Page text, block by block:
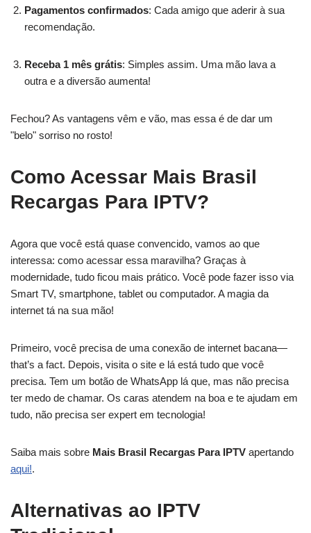
Pagamentos confirmados: Cada amigo que aderir à sua
recomendação.
Receba 1 mês grátis: Simples assim. Uma mão lava a
outra e a diversão aumenta!
Fechou? As vantagens vêm e vão, mas essa é de dar um
"belo" sorriso no rosto!
Como Acessar Mais Brasil
Recargas Para IPTV?
Agora que você está quase convencido, vamos ao que
interessa: como acessar essa maravilha? Graças à
modernidade, tudo ficou mais prático. Você pode fazer isso via
Smart TV, smartphone, tablet ou computador. A magia da
internet tá na sua mão!
Primeiro, você precisa de uma conexão de internet bacana—
that’s a fact. Depois, visita o site e lá está tudo que você
precisa. Tem um botão de WhatsApp lá que, mas não precisa
ter medo de chamar. Os caras atendem na boa e te ajudam em
tudo, não precisa ser expert em tecnologia!
Saiba mais sobre Mais Brasil Recargas Para IPTV apertando
aqui!.
Alternativas ao IPTV